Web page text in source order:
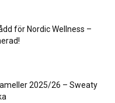
för Nordic Wellness –
2025/26 – Sweaty